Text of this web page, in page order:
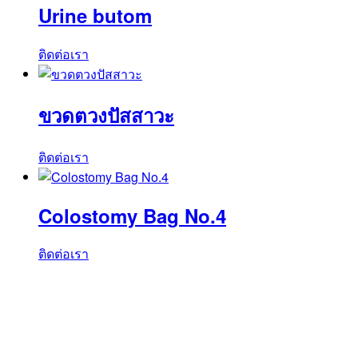
Urine butom
ติดต่อเรา
ขวดตวงปัสสาวะ
ติดต่อเรา
Colostomy Bag No.4
ติดต่อเรา